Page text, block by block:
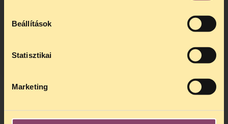
Beállítások
Statisztikai
Marketing
kedden, 13 és 15 óra között lesz
alatt is elér minket.